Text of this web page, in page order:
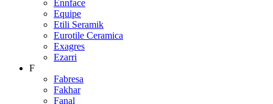
Ennface
Equipe
Etili Seramik
Eurotile Ceramica
Exagres
Ezarri
F
Fabresa
Fakhar
Fanal